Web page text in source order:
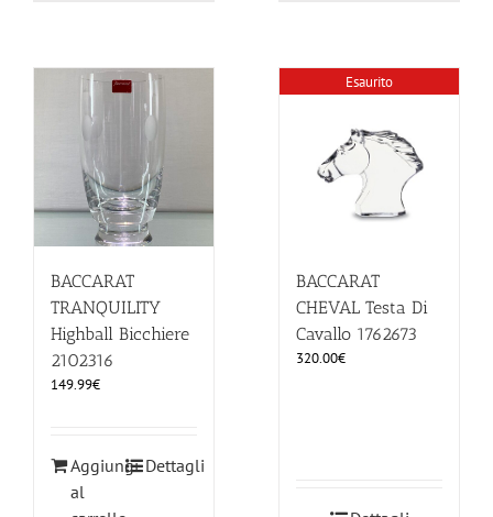
BACCARAT
TRANQUILITY
Highball Bicchiere
2102316
149.99€
Aggiungi
al
Dettagli
Esaurito
BACCARAT
CHEVAL Testa Di
Cavallo 1762673
320.00€